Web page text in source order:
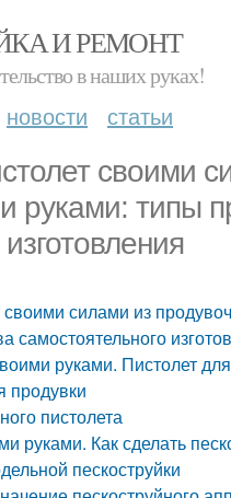
И РЕМОНТ
в наших руках!
новости статьи
своими
руками: типы
силами из
самостоятельного
руками. Пистолет
продувки
пистолета
руками. Как сделать
пескоструйки